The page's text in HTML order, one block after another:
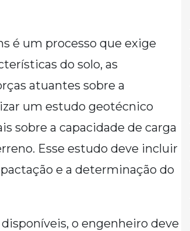
é um processo que exige
do solo, as
atuantes sobre a
um estudo geotécnico
sobre a capacidade de carga
Esse estudo deve incluir
e a determinação do
o engenheiro deve